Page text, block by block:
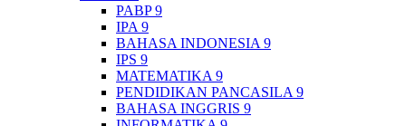
PABP 9
IPA 9
BAHASA INDONESIA 9
IPS 9
MATEMATIKA 9
PENDIDIKAN PANCASILA 9
BAHASA INGGRIS 9